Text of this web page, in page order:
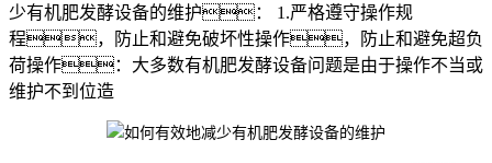
少有机肥发酵设备的维护： 1.严格遵守操作规
程，防止和避免破坏性操作，防止和避免超负
荷操作：大多数有机肥发酵设备问题是由于操作不当或
维护不到位造